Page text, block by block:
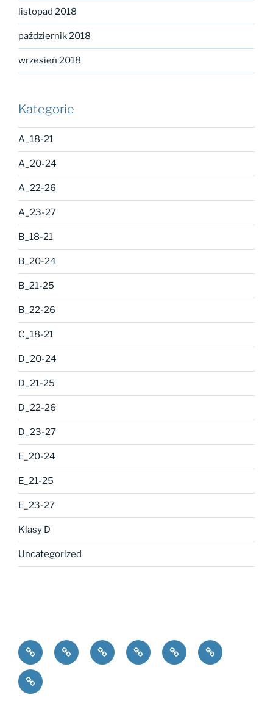
listopad 2018
październik 2018
wrzesień 2018
Kategorie
A_18-21
A_20-24
A_22-26
A_23-27
B_18-21
B_20-24
B_21-25
B_22-26
C_18-21
D_20-24
D_21-25
D_22-26
D_23-27
E_20-24
E_21-25
E_23-27
Klasy D
Uncategorized
bLOgowisko
Klasy
A
Klasy
B
Klasy
C
Klasy
D
Klasy
E
I
LO